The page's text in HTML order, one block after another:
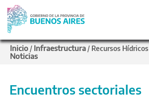
Inicio / Infraestructura / Recursos Hídricos
Noticias
Encuentros sectoriales